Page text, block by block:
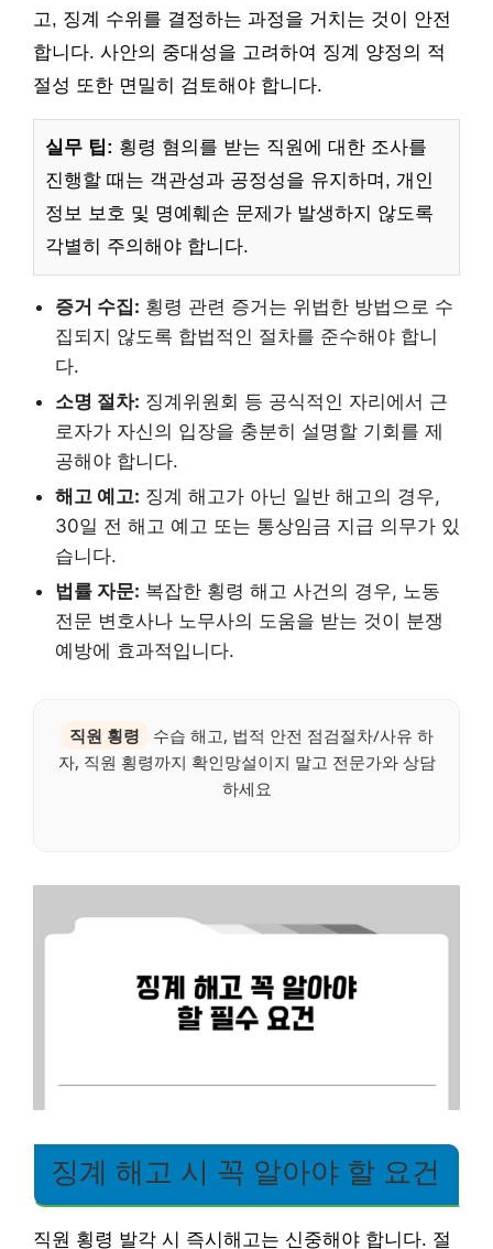
고, 징계 수위를 결정하는 과정을 거치는 것이 안전
합니다. 사안의 중대성을 고려하여 징계 양정의 적
절성 또한 면밀히 검토해야 합니다.
실무 팁: 횡령 혐의를 받는 직원에 대한 조사를
진행할 때는 객관성과 공정성을 유지하며, 개인
정보 보호 및 명예훼손 문제가 발생하지 않도록
각별히 주의해야 합니다.
증거 수집: 횡령 관련 증거는 위법한 방법으로 수
집되지 않도록 합법적인 절차를 준수해야 합니
다.
소명 절차: 징계위원회 등 공식적인 자리에서 근
로자가 자신의 입장을 충분히 설명할 기회를 제
공해야 합니다.
해고 예고: 징계 해고가 아닌 일반 해고의 경우,
30일 전 해고 예고 또는 통상임금 지급 의무가 있
습니다.
법률 자문: 복잡한 횡령 해고 사건의 경우, 노동
전문 변호사나 노무사의 도움을 받는 것이 분쟁
예방에 효과적입니다.
직원 횡령
수습 해고, 법적 안전 점검절차/사유 하
자, 직원 횡령까지 확인망설이지 말고 전문가와 상담
하세요
징계 해고 시 꼭 알아야 할 요건
직원 횡령 발각 시 즉시해고는 신중해야 합니다. 절